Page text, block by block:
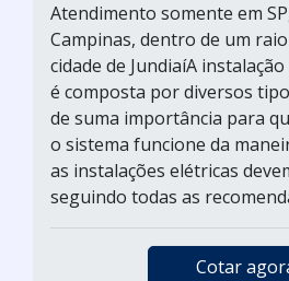
Atendimento somente em
Campinas, dentro de um
cidade de JundiaíA
é composta por diversos
de suma importância para
o sistema funcione da
as instalações elétricas
seguindo todas as
Cotar